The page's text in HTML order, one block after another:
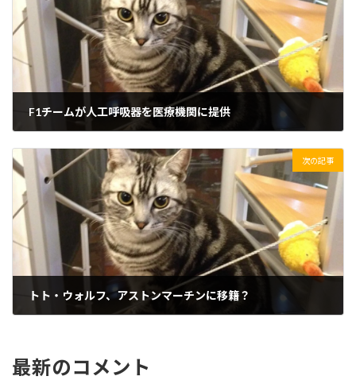
F1チームが人工呼吸器を医療機関に提供
次の記事
トト・ウォルフ、アストンマーチンに移籍？
最新のコメント